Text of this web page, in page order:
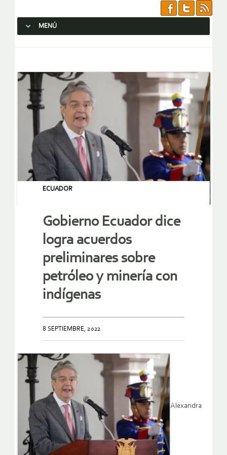
MENÚ
ECUADOR
Gobierno Ecuador dice
logra acuerdos
preliminares sobre
petróleo y minería con
indígenas
8 SEPTIEMBRE, 2022
Alexandra